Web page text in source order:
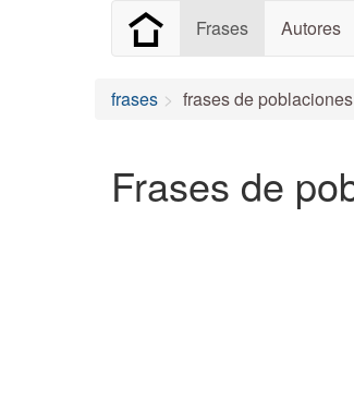
Frases Autores
frases frases de
Frases de